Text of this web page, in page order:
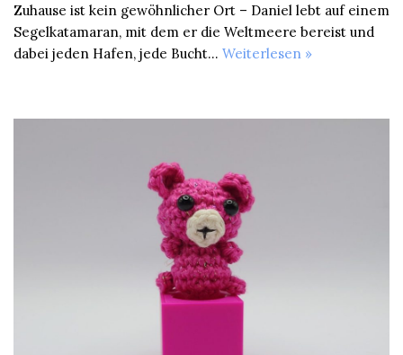
Zuhause ist kein gewöhnlicher Ort – Daniel lebt auf einem
Segelkatamaran, mit dem er die Weltmeere bereist und
dabei jeden Hafen, jede Bucht… Weiterlesen »